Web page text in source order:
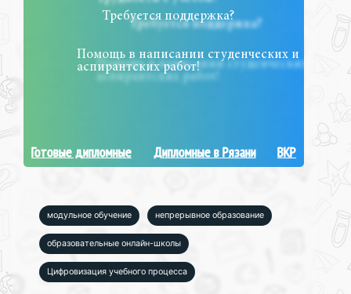
Требуется поддержка?
Помощь в написании студенческих и
аспирантских работ!
Готовые дипломные Дипломные в Рязани ВКР
модульное обучение непрерывное образование
образовательные онлайн-школы
Цифровизация учебного процесса